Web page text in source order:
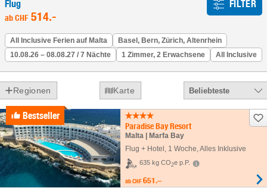
Flug
abCHF 514.-
FILTER
All Inclusive Ferien auf Malta
Basel, Bern, Zürich, Altenrhein
10.08.26 – 08.08.27 / 7 Nächte
1 Zimmer, 2 Erwachsene All Inclusive
Regionen Karte Beliebteste
Bestseller
Paradise Bay Resort
Malta | Marfa Bay
Flug + Hotel , 1 Woche, Alles Inklusive
635 kg CO2e p.P.
ab CHF 651.–